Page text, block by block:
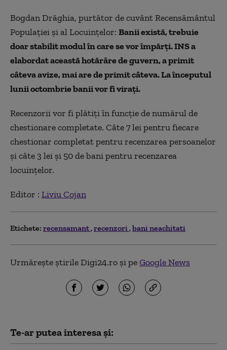
Bogdan Drăghia, purtător de cuvânt Recensământul
Populației și al Locuințelor: Banii există, trebuie
doar stabilit modul în care se vor împărți. INS a
elabordat această hotărâre de guvern, a primit
câteva avize, mai are de primit câteva. La începutul
lunii octombrie banii vor fi virați.
Recenzorii vor fi plătiți în funcție de numărul de
chestionare completate. Câte 7 lei pentru fiecare
chestionar completat pentru recenzarea persoanelor
și câte 3 lei și 50 de bani pentru recenzarea
locuințelor.
Editor : Liviu Cojan
Etichete: recensamant recenzori bani neachitati
Urmărește știrile Digi24.ro și peGoogle News
Te-ar putea interesa și: